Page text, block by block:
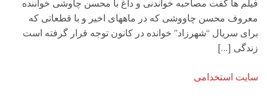
فیلم ها گفت مصاحبه خواندنی و داغ با محسن چاوشی خواننده
معروف محسن چاووشی که در ماههای اخیر و با قطعاتی که
برای سریال “شهرزاد” خوانده در کانون توجه قرار گرفته است
زندگی […]
سایت استخدامی